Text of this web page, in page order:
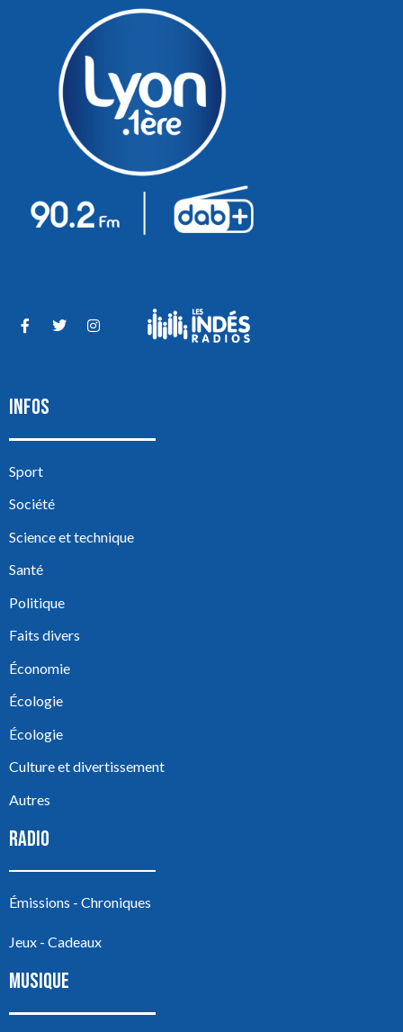
INFOS
Sport
Société
Science et technique
Santé
Politique
Faits divers
Économie
Écologie
Écologie
Culture et divertissement
Autres
RADIO
Émissions - Chroniques
Jeux - Cadeaux
MUSIQUE